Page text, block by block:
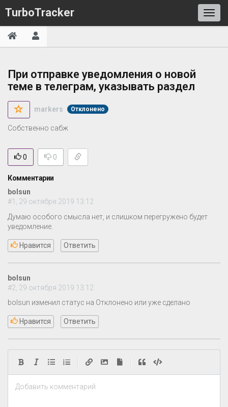
TurboTracker
При отправке уведомления о новой
теме в телеграм, указывать раздел
markers Отклонено
Собственно сабж
0 0
Комментарии
bolsun
#1, 29 октября 2019 13:12
Думаю особого смысла нет, и слишком перегружено будет
уведомление.
Нравится Ответить
bolsun
#2, 29 октября 2019 13:12
bolsun изменил статус на Отклонено или уже сделано
Нравится Ответить
Добавить комментарий